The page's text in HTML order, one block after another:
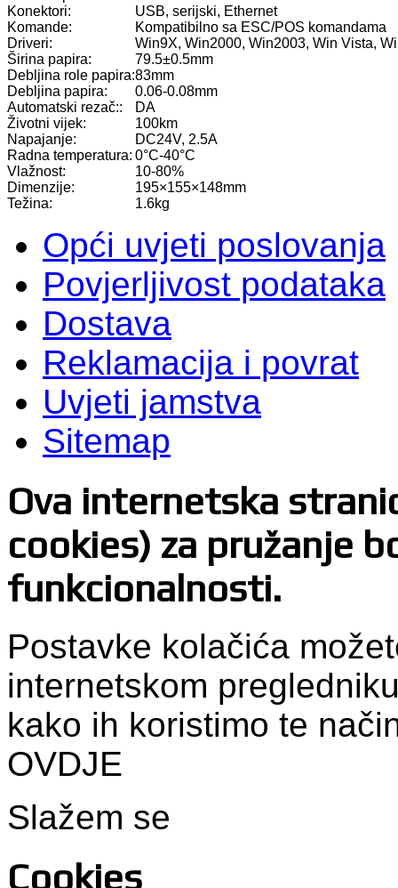
Konektori:
USB, serijski, Ethernet
Komande:
Kompatibilno sa ESC/POS komandama
Driveri:
Win9X, Win2000, Win2003, Win Vista,
Širina papira:
79.5±0.5mm
Debljina role papira:83mm
Debljina papira:
0.06-0.08mm
Automatski rezač::
DA
Životni vijek:
100km
Napajanje:
DC24V, 2.5A
Radna temperatura: 0°C-40°C
Vlažnost:
10-80%
Dimenzije:
195×155×148mm
Težina:
1.6kg
Opći uvjeti poslovanja
Povjerljivost podataka
Dostava
Reklamacija i povrat
Uvjeti jamstva
Sitemap
Ova internetska
cookies) za pružanje
funkcionalnosti.
Postavke kolačića
internetskom
kako ih koristimo te
OVDJE
Slažem se
Cookies